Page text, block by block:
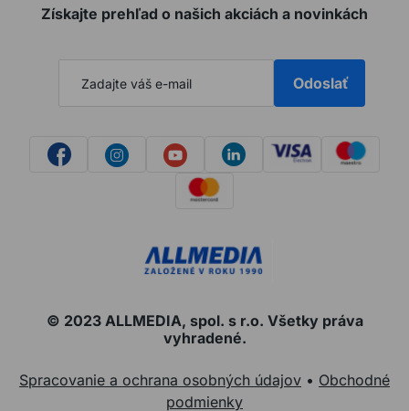
Získajte prehľad o našich akciách a novinkách
Odoslať
© 2023 ALLMEDIA, spol. s r.o. Všetky práva
vyhradené.
Spracovanie a ochrana osobných údajov • Obchodné
podmienky